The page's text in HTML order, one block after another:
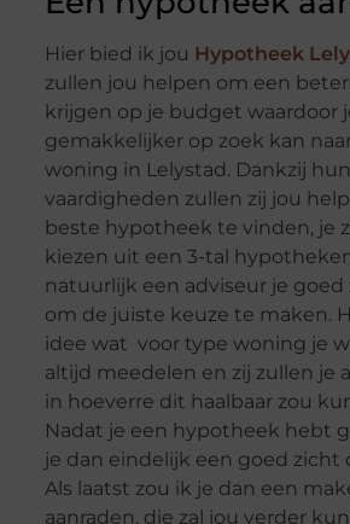
Hier bied ik jou Hypotheek
zullen jou helpen om een
krijgen op je budget waardoor
gemakkelijker op zoek kan
woning in Lelystad. Dankzij
vaardigheden zullen zij jou
beste hypotheek te vinden, je
kiezen uit een 3-tal
natuurlijk een adviseur je goed
om de juiste keuze te maken.
idee wat voor type woning je
altijd meedelen en zij zullen je
in hoeverre dit haalbaar zou
Nadat je een hypotheek hebt
je dan eindelijk een goed zicht
Als laatst zou ik je dan een
aanraden, die zal jou verder